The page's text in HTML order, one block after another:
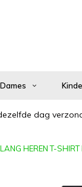
Dames
dag
HEREN T-